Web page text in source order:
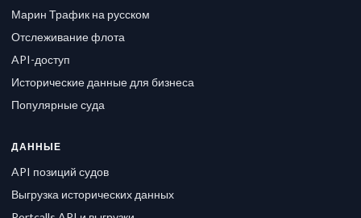
Марин Трафик на русском
Отслеживание флота
API-доступ
Исторические данные для бизнеса
Популярные суда
ДАННЫЕ
API позиций судов
Выгрузка исторических данных